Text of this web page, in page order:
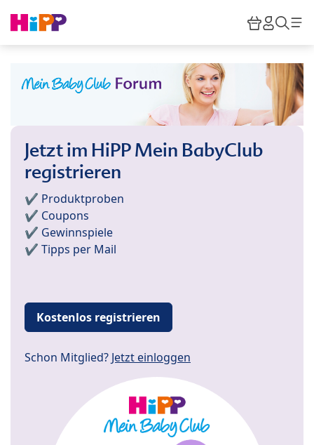
HiPP
Jetzt im HiPP Mein BabyClub
registrieren
✔️ Produktproben
✔️ Coupons
✔️ Gewinnspiele
✔️ Tipps per Mail
Kostenlos registrieren
Schon Mitglied? Jetzt einloggen